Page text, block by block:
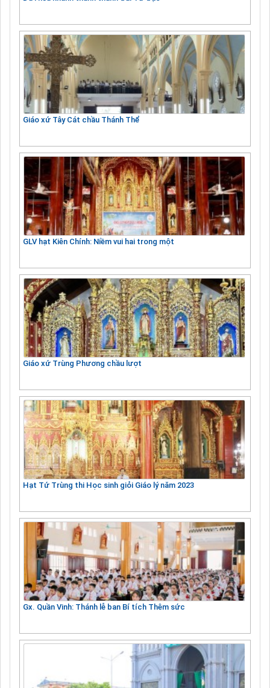
Giáo xứ Tây Cát chầu Thánh Thể
GLV hạt Kiên Chính: Niềm vui hai trong một
Giáo xứ Trùng Phương chầu lượt
Hạt Tứ Trùng thi Học sinh giỏi Giáo lý năm 2023
Gx. Quần Vinh: Thánh lễ ban Bí tích Thêm sức